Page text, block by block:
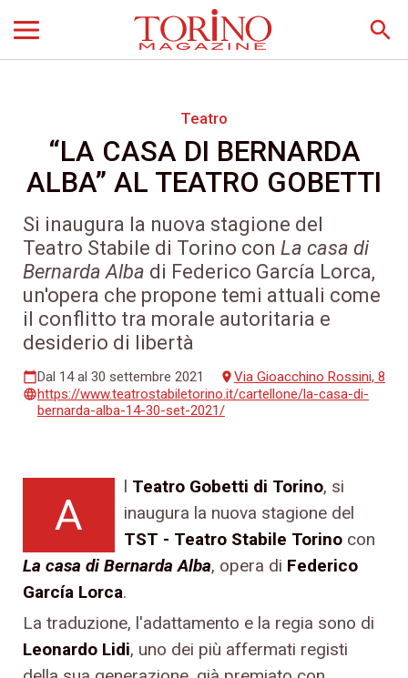
search
Teatro
“LA CASA DI BERNARDA
ALBA” AL TEATRO GOBETTI
Si inaugura la nuova stagione del
Teatro Stabile di Torino con La casa di
Bernarda Alba di Federico García Lorca,
un'opera che propone temi attuali come
il conflitto tra morale autoritaria e
desiderio di libertà
calendar_todayDal 14 al 30 settembre 2021 placeVia Gioacchino Rossini, 8
languagehttps://www.teatrostabiletorino.it/cartellone/la-casa-di-
bernarda-alba-14-30-set-2021/
A
l Teatro Gobetti di Torino, si
inaugura la nuova stagione del
TST - Teatro Stabile Torino con
La casa di Bernarda Alba, opera di Federico
García Lorca.
La traduzione, l'adattamento e la regia sono di
Leonardo Lidi, uno dei più affermati registi